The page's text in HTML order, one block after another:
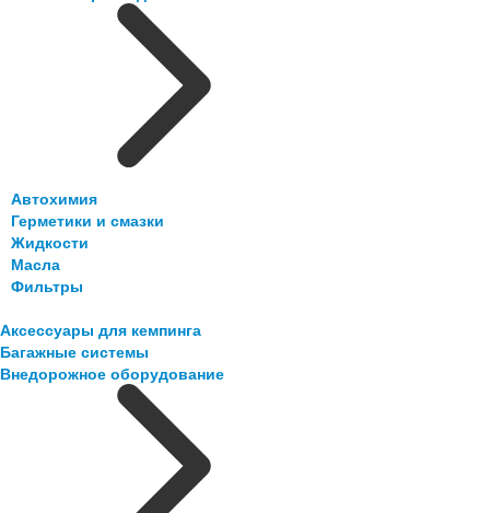
Автохимия
Герметики и смазки
Жидкости
Масла
Фильтры
Аксессуары для кемпинга
Багажные системы
Внедорожное оборудование